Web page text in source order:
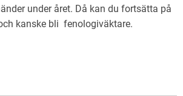
under året. Då kan du fortsätta på
kanske bli fenologiväktare.